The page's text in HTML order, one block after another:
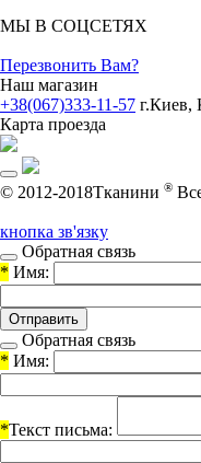
МЫ В СОЦСЕТЯХ
Перезвонить Вам?
Наш магазин
+38(067)333-11-57 г.Киев,
Карта проезда
© 2012-2018Тканини ®
кнопка зв'язку
Обратная связь
* Имя:
Обратная связь
* Имя:
*Текст письма: